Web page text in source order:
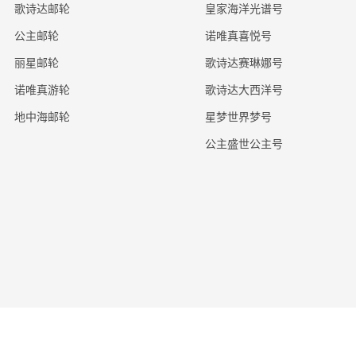
歌诗达邮轮
公主邮轮
丽星邮轮
诺唯真游轮
地中海邮轮
皇家海洋光谱号
诺唯真喜悦号
歌诗达赛琳娜号
歌诗达大西洋号
星梦世界梦号
公主盛世公主号